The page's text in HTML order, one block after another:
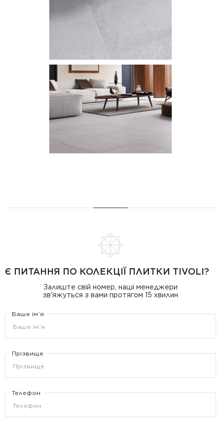
Є ПИТАННЯ ПО КОЛЕКЦІЇ ПЛИТКИ TIVOLI?
Залиште свій номер, наші менеджери
зв'яжуться з вами протягом 15 хвилин
Ваше ім’я
Прізвище
Телефон